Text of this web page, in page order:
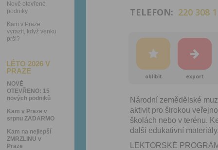
Nově otevřené
podniky
Kam v Praze
vyrazit, když venku
prší?
LÉTO 2026 V
PRAZE
NOVĚ
OTEVŘENO: 15
nových podniků
Kam v Praze v
srpnu ZADARMO
Kam na nejlepší
ZMRZLINU v
Praze
TELEFON: 220 308
oblíbit export
Národní zemědělské
aktivit pro širokou
školách nebo v terénu.
další edukativní
LEKTORSKÉ